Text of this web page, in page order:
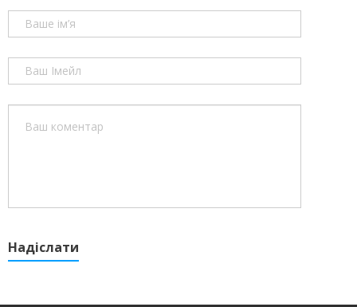
Надіслати